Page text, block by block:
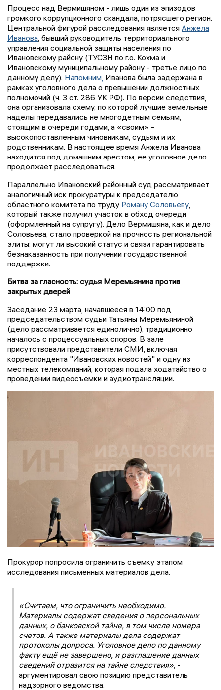
Процесс над Вермишяном - лишь один из эпизодов
громкого коррупционного скандала, потрясшего регион.
Центральной фигурой расследования является Анжела
Иванова, бывший руководитель территориального
управления социальной защиты населения по
Ивановскому району (ТУСЗН по г.о. Кохма и
Ивановскому муниципальному району - третье лицо по
данному делу). Напомним, Иванова была задержана в
рамках уголовного дела о превышении должностных
полномочий (ч. 3 ст. 286 УК РФ). По версии следствия,
она организовала схему, по которой лучшие земельные
наделы передавались не многодетным семьям,
стоящим в очереди годами, а «своим» -
высокопоставленным чиновникам, судьям и их
родственникам. В настоящее время Анжела Иванова
находится под домашним арестом, ее уголовное дело
продолжает расследоваться.
Параллельно Ивановский районный суд рассматривает
аналогичный иск прокуратуры к председателю
областного комитета по труду Роману Соловьеву,
который также получил участок в обход очереди
(оформленный на супругу). Дело Вермишяна, как и дело
Соловьева, стало проверкой на прочность региональной
элиты: могут ли высокий статус и связи гарантировать
безнаказанность при получении государственной
поддержки.
Битва за гласность: судья Меремьянина против
закрытых дверей
Заседание 23 марта, начавшееся в 14:00 под
председательством судьи Татьяны Меремьяниной
(дело рассматривается единолично), традиционно
началось с процессуальных споров. В зале
присутствовали представители СМИ, включая
корреспондента "Ивановских новостей" и одну из
местных телекомпаний, которая подала ходатайство о
проведении видеосъемки и аудиотрансляции.
Прокурор попросила ограничить съемку этапом
исследования письменных материалов дела.
«Считаем, что ограничить необходимо.
Материалы содержат сведения о персональных
данных, о банковской тайне, в том числе номера
счетов. А также материалы дела содержат
протоколы допроса. Уголовное дело по данному
факту ещё не завершено, и разглашение данных
сведений отразится на тайне следствия» , -
аргументировал свою позицию представитель
надзорного ведомства.